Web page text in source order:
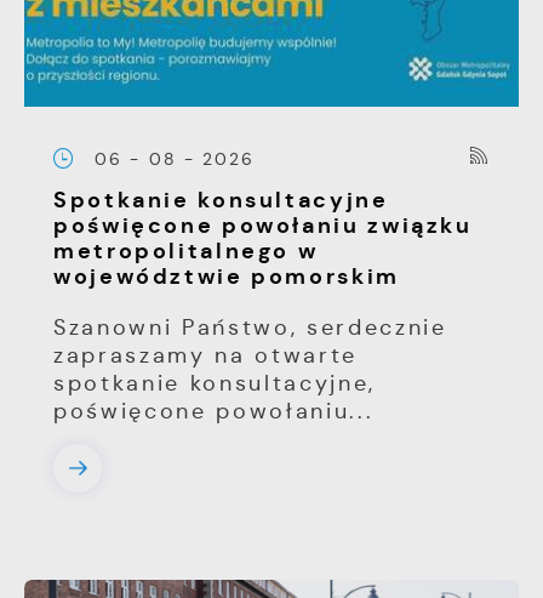
06 - 08 - 2026
Spotkanie konsultacyjne
poświęcone powołaniu związku
metropolitalnego w
województwie pomorskim
Szanowni Państwo, serdecznie
zapraszamy na otwarte
spotkanie konsultacyjne,
poświęcone powołaniu...